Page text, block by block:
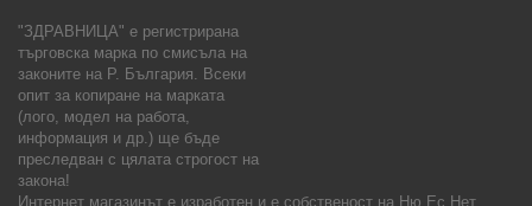
"ЗДРАВНИЦА" е регистрирана
търговска марка по смисъла на
законите на Р. България. Всеки
опит за копиране на марката
(лого, модел на работа,
информация и др.) ще бъде
преследван с цялата строгост на
закона!
Интернет магазинът е изработен и е собственост на Ню Ес Нет